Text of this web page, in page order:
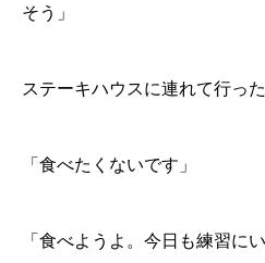
そう」
ステーキハウスに連れて行っ
「食べたくないです」
「食べようよ。今日も練習に